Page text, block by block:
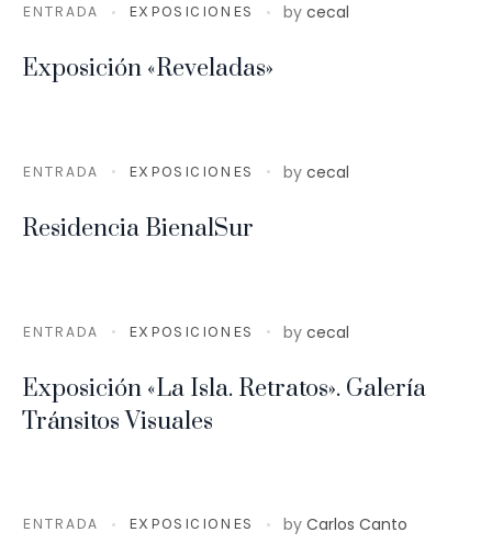
ENTRADA EXPOSICIONES by cecal
Exposición «Reveladas»
ENTRADA EXPOSICIONES by cecal
Residencia BienalSur
ENTRADA EXPOSICIONES by cecal
Exposición «La Isla. Retratos». Galería
Tránsitos Visuales
ENTRADA EXPOSICIONES by Carlos Canto